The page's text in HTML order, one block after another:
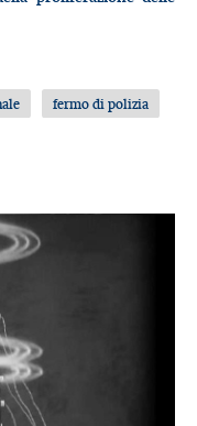
fermo di polizia